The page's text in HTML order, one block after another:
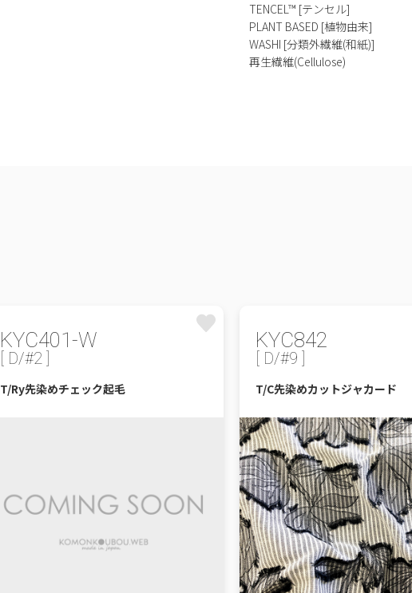
TENCEL™ [テンセル]
PLANT BASED [植物由来]
WASHI [分類外繊維(和紙)]
再生繊維(Cellulose)
KYC401-W
[ D/#2 ]
T/Ry先染めチェック起毛
KYC842
[ D/#9 ]
T/C先染めカットジャカード